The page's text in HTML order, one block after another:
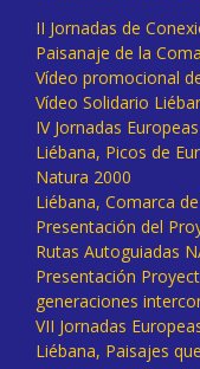
II Jornadas de
Paisanaje de la
Vídeo promocional
Vídeo Solidario
IV Jornadas
Liébana, Picos de
Natura 2000
Liébana, Comarca
Presentación del
Rutas Autoguiadas
Presentación
generaciones
VII Jornadas
Liébana, Paisajes